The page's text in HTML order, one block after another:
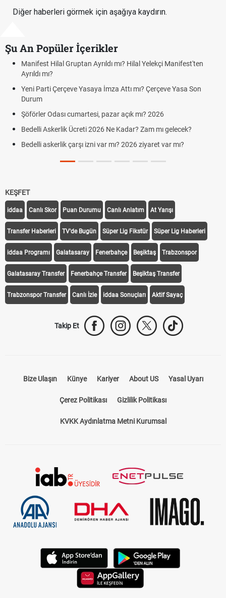
Diğer haberleri görmek için aşağıya kaydırın.
Şu An Popüler İçerikler
Yelekçi Manifest'ten
mı? Çerçeve Yasa Son
mı? 2026
Zam mı gelecek?
ziyaret var mı?
Kuyumcular cumartesi, pazar günü
Hafta Sonları Yıllık İzinden Sayılır
Aras Kargo Cumartesi-pazar açık
KEŞFET
iddaa Canlı Skor Puan Durumu Canlı Anlatım At Yarışı
Transfer Haberleri TV'de Bugün Süper Lig Fikstür Süper Lig Haberleri
iddaa Programı Galatasaray Fenerbahçe Beşiktaş Trabzonspor
Galatasaray Transfer Fenerbahçe Transfer Beşiktaş Transfer
Trabzonspor Transfer Canlı İzle iddaa Sonuçları Aktif Sayaç